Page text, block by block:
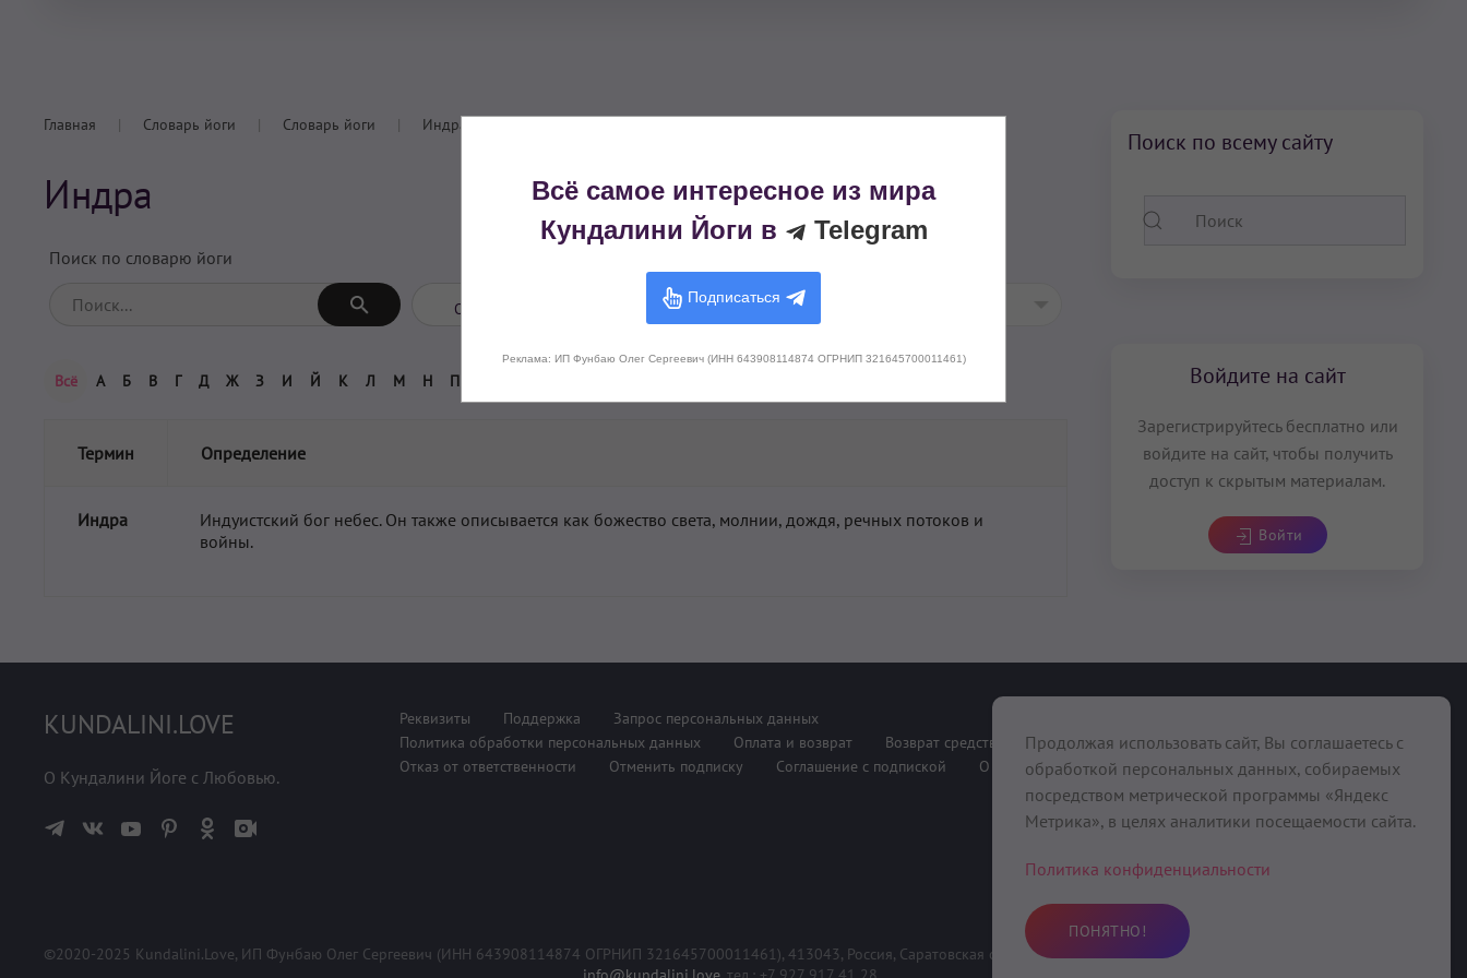
Главная Словарь йоги Словарь йоги Индра
Индра
Поиск по словарю йоги
Всё А Б В Г Д Ж З И Й К Л М Н П
Термин Определение
Индра
Индуистский бог небес. Он также описывается как божество света, молнии, дождя, речных потоков и
войны.
Поиск по всему сайту
Войдите на сайт
Зарегистрируйтесь бесплатно или
войдите на сайт, чтобы получить
доступ к скрытым материалам.
Войти
KUNDALINI.LOVE
О Кундалини Йоге с Любовью.
Реквизиты Поддержка
Запрос персональных данных
Политика обработки персональных данных
Оплата и возврат
Возврат средств
Отказ от ответственности
Отменить подписку Соглашение с подпиской О нас
©2020-2025 Kundalini.Love, ИП Фунбаю Олег Сергеевич (ИНН 643908114874 ОГРНИП 321645700011461), 413043, Россия, Саратовская область, Вольский район, с. Девичьи Горки, ул. Колхозная, д. 10
Всё самое интересное из мира
Кундалини Йоги в
Telegram
Подписаться
Реклама: ИП Фунбаю Олег Сергеевич (ИНН 643908114874 ОГРНИП 321645700011461)
Продолжая использовать сайт, Вы соглашаетесь с
обработкой персональных данных, собираемых
посредством метрической программы «Яндекс
Метрика», в целях аналитики посещаемости сайта.
Политика конфиденциальности
ПОНЯТНО!